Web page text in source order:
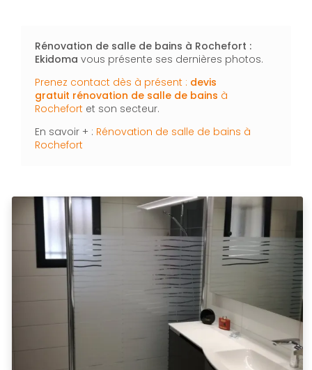
Rénovation de salle de bains à Rochefort :
Ekidoma vous présente ses dernières photos.
Prenez contact dès à présent : devis
gratuit rénovation de salle de bains à
Rochefort et son secteur.
En savoir + : Rénovation de salle de bains à
Rochefort